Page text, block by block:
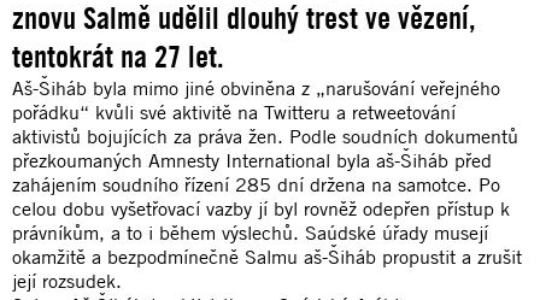
znovu Salmě udělil dlouhý trest ve vězení,
tentokrát na 27 let.
Aš-Šiháb byla mimo jiné obviněna z „narušování veřejného
pořádku“ kvůli své aktivitě na Twitteru a retweetování
aktivistů bojujících za práva žen. Podle soudních dokumentů
přezkoumaných Amnesty International byla aš-Šiháb před
zahájením soudního řízení 285 dní držena na samotce. Po
celou dobu vyšetřovací vazby jí byl rovněž odepřen přístup k
právníkům, a to i během výslechů. Saúdské úřady musejí
okamžitě a bezpodmínečně Salmu aš-Šiháb propustit a zrušit
její rozsudek.